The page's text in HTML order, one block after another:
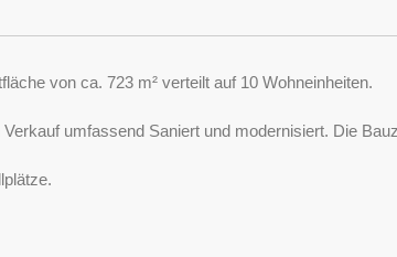
von ca. 723 m² verteilt auf 10 Wohneinheiten.
umfassend Saniert und modernisiert. Die